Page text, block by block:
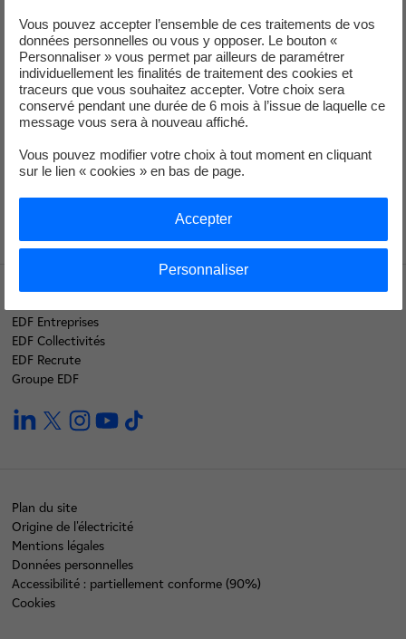
EDF en bref
Notre mix électrique
Nos résultats financiers
Nos labels
EDF Entreprises
EDF Collectivités
EDF Recrute
Groupe EDF
linkedintwitterinstagramyoutube
Plan du site
Origine de l'électricité
Mentions légales
Données personnelles
Accessibilité : partiellement conforme (90%)
Cookies
Vous pouvez accepter l’ensemble de ces traitements de vos
données personnelles ou vous y opposer. Le bouton «
Personnaliser » vous permet par ailleurs de paramétrer
individuellement les finalités de traitement des cookies et
traceurs que vous souhaitez accepter. Votre choix sera
conservé pendant une durée de 6 mois à l’issue de laquelle ce
message vous sera à nouveau affiché.
Vous pouvez modifier votre choix à tout moment en cliquant
sur le lien « cookies » en bas de page.
Personnaliser
Accepter